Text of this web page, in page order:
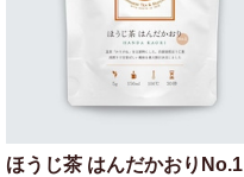
ほうじ茶 はんだかおりNo.1